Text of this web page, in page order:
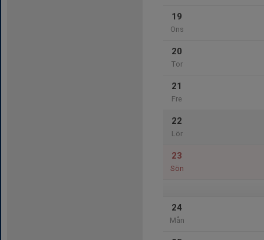
19
Ons
20
Tor
21
Fre
22
Lör
23
Sön
24
Mån